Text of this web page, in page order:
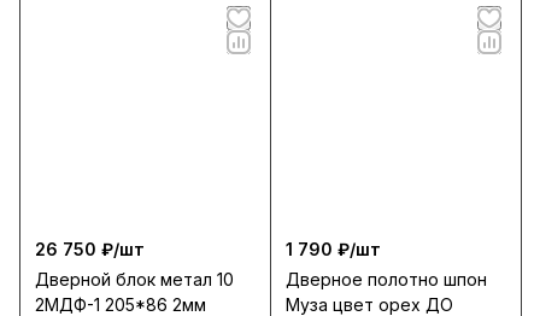
26 750 ₽/шт
Дверной блок метал 10
2МДФ-1 205*86 2мм
1 790 ₽/шт
Дверное полотно шпон
Муза цвет орех ДО